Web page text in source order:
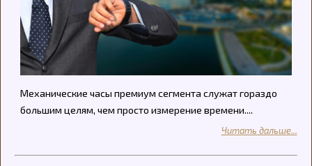
Механические часы премиум сегмента служат гораздо
большим целям, чем просто измерение времени....
Читать дальше...